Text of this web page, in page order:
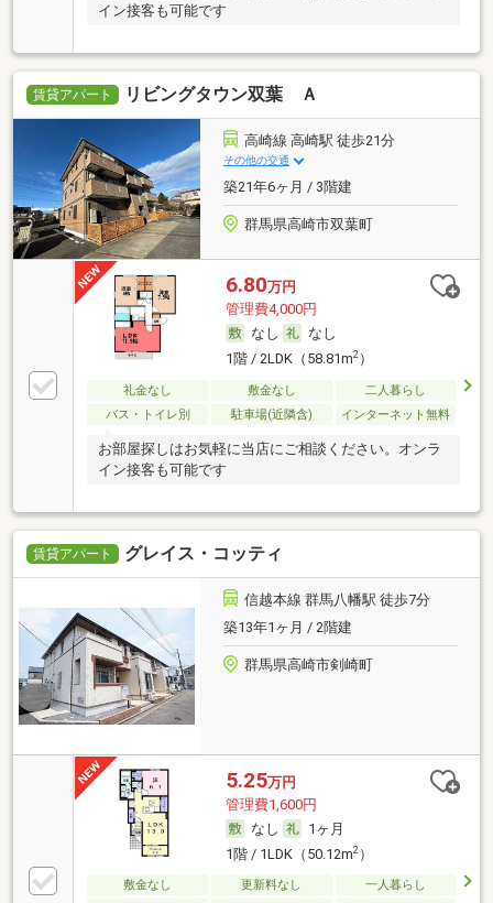
イン接客も可能です
賃貸アパート リビングタウン双葉 Ａ
高崎線 高崎駅 徒歩21分
その他の交通
築21年6ヶ月 / 3階建
群馬県高崎市双葉町
6.80万円
管理費4,000円
なし
なし
1階 / 2LDK（58.81m2）
礼金なし 敷金なし
二人暮らし
バス・トイレ別
駐車場(近隣含) インターネット無料
お部屋探しはお気軽に当店にご相談ください。オンラ
イン接客も可能です
賃貸アパート グレイス・コッティ
信越本線 群馬八幡駅 徒歩7分
築13年1ヶ月 / 2階建
群馬県高崎市剣崎町
5.25万円
管理費1,600円
なし
1ヶ月
1階 / 1LDK（50.12m2）
敷金なし 更新料なし
一人暮らし